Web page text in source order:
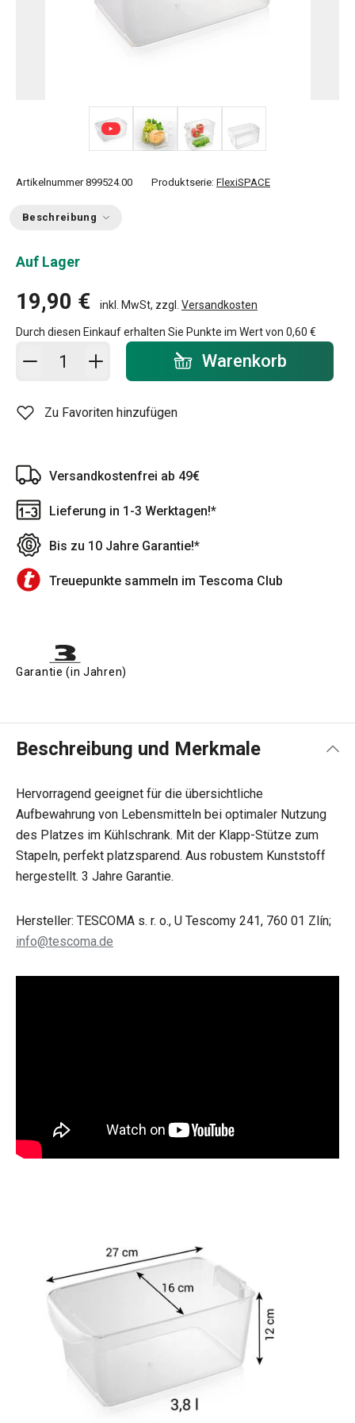
Artikelnummer 899524.00 Produktserie: FlexiSPACE
Beschreibung
Auf Lager
19,90 € inkl. MwSt, zzgl. Versandkosten
Durch diesen Einkauf erhalten Sie Punkte im Wert von 0,60 €
In den Warenkorb - Menge Warenkorb
Zu Favoriten hinzufügen
Versandkostenfrei ab 49€
Lieferung in 1-3 Werktagen!*
Bis zu 10 Jahre Garantie!*
Treuepunkte sammeln im Tescoma Club
Garantie (in Jahren)
Beschreibung und Merkmale
Hervorragend geeignet für die übersichtliche
Aufbewahrung von Lebensmitteln bei optimaler Nutzung
des Platzes im Kühlschrank. Mit der Klapp-Stütze zum
Stapeln, perfekt platzsparend. Aus robustem Kunststoff
hergestellt. 3 Jahre Garantie.
Hersteller: TESCOMA s. r. o., U Tescomy 241, 760 01 Zlín;
info@tescoma.de